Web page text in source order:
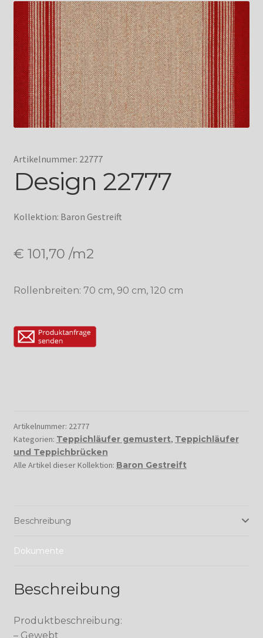
Artikelnummer: 22777
Design 22777
Kollektion: Baron Gestreift
€ 101,70 /m2
Rollenbreiten: 70 cm, 90 cm, 120 cm
Artikelnummer: 22777
Kategorien: Teppichläufer gemustert, Teppichläufer
und Teppichbrücken
Alle Artikel dieser Kollektion: Baron Gestreift
Beschreibung
Dokumente
Beschreibung
Produktbeschreibung:
– Gewebt